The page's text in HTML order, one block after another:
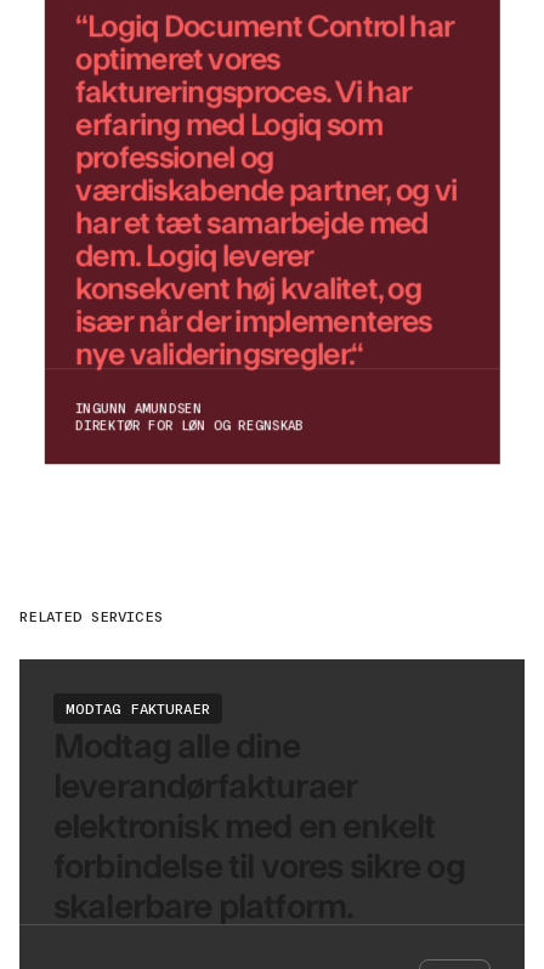
“Logiq Document Control har
optimeret vores
faktureringsproces. Vi har
erfaring med Logiq som
professionel og
værdiskabende partner, og vi
har et tæt samarbejde med
dem. Logiq leverer
konsekvent høj kvalitet, og
især når der implementeres
nye valideringsregler.“
INGUNN AMUNDSEN
DIREKTØR FOR LØN OG REGNSKAB
RELATED SERVICES
MODTAG FAKTURAER